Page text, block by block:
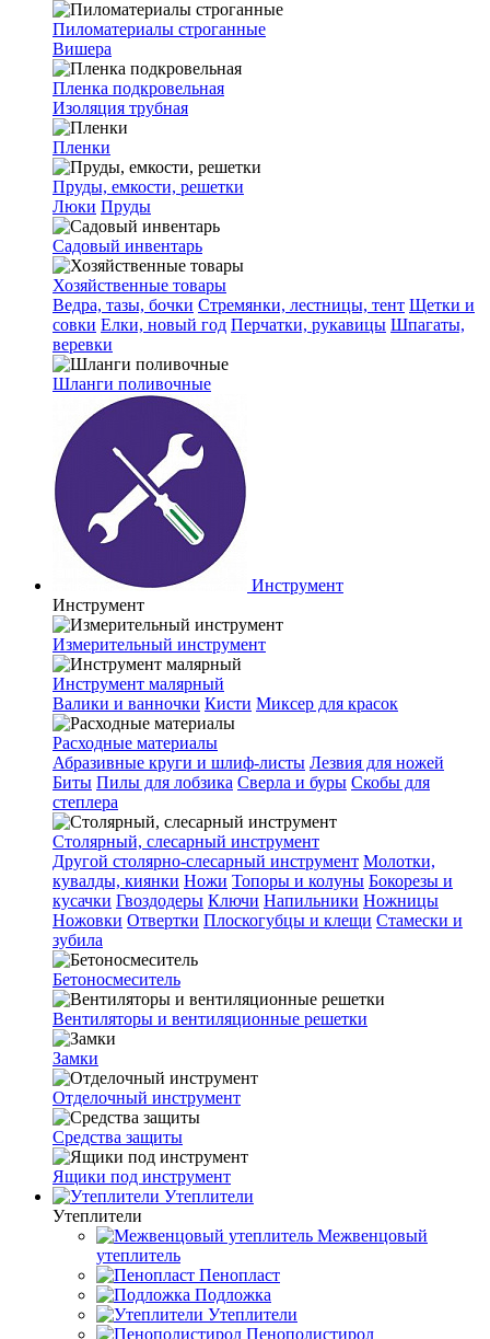
Пиломатериалы строганные
Вишера
Пленка подкровельная
Изоляция трубная
Пленки
Пруды, емкости, решетки
Люки Пруды
Садовый инвентарь
Хозяйственные товары
Ведра, тазы, бочки Стремянки, лестницы, тент Щетки и
совки Елки, новый год Перчатки, рукавицы Шпагаты,
веревки
Шланги поливочные
Инструмент
Инструмент
Измерительный инструмент
Инструмент малярный
Валики и ванночки Кисти Миксер для красок
Расходные материалы
Абразивные круги и шлиф-листы Лезвия для ножей
Биты Пилы для лобзика Сверла и буры Скобы для
степлера
Столярный, слесарный инструмент
Другой столярно-слесарный инструмент Молотки,
кувалды, киянки Ножи Топоры и колуны Бокорезы и
кусачки Гвоздодеры Ключи Напильники Ножницы
Ножовки Отвертки Плоскогубцы и клещи Стамески и
зубила
Бетоносмеситель
Вентиляторы и вентиляционные решетки
Замки
Отделочный инструмент
Средства защиты
Ящики под инструмент
Утеплители
Утеплители
Межвенцовый
утеплитель
Пенопласт
Подложка
Утеплители
Пенополистирол